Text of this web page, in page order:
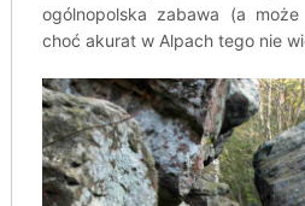
ogólnopolska zabawa (a
choć akurat w Alpach tego nie